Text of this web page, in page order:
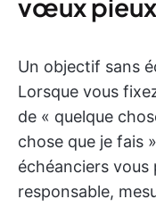
vœux
Un objectif sans
Lorsque vous
de « quelque
chose que je fais
échéanciers
responsable,